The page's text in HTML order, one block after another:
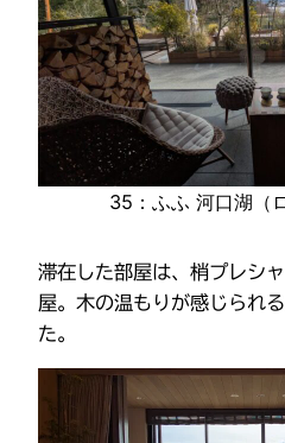
35：ふふ 河口湖（
滞在した部屋は、梢プレシ
屋。木の温もりが感じられ
た。